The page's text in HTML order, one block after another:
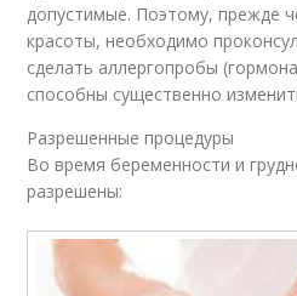
допустимые. Поэтому, прежде
красоты, необходимо
сделать аллергопробы
способны существенно
Разрешенные процедуры
Во время беременности и
разрешены: